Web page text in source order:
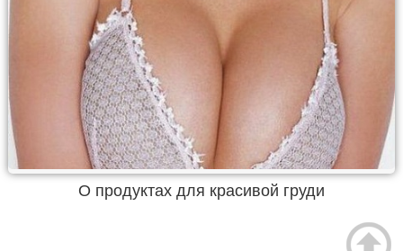
О продуктах для красивой груди